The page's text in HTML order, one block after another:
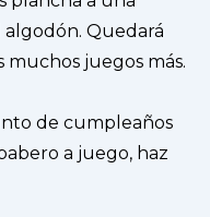
Quedará
juegos más.
de cumpleaños
a juego, haz